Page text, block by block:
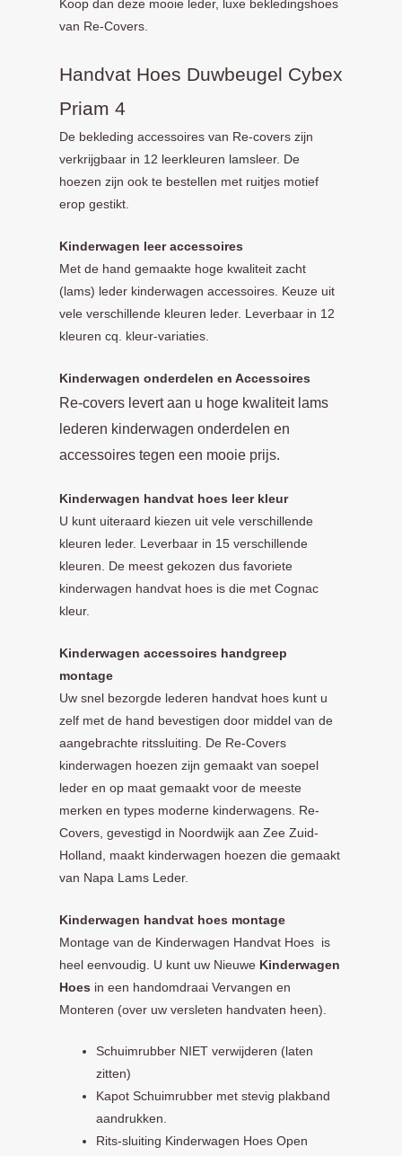
Koop dan deze mooie leder, luxe bekledingshoes
van Re-Covers.
Handvat Hoes Duwbeugel Cybex
Priam 4
De bekleding accessoires van Re-covers zijn
verkrijgbaar in 12 leerkleuren lamsleer. De
hoezen zijn ook te bestellen met ruitjes motief
erop gestikt.
Kinderwagen leer accessoires
Met de hand gemaakte hoge kwaliteit zacht
(lams) leder kinderwagen accessoires. Keuze uit
vele verschillende kleuren leder. Leverbaar in 12
kleuren cq. kleur-variaties.
Kinderwagen onderdelen en Accessoires
Re-covers levert aan u hoge kwaliteit lams
lederen kinderwagen onderdelen en
accessoires tegen een mooie prijs.
Kinderwagen handvat hoes leer kleur
U kunt uiteraard kiezen uit vele verschillende
kleuren leder. Leverbaar in 15 verschillende
kleuren. De meest gekozen dus favoriete
kinderwagen handvat hoes is die met Cognac
kleur.
Kinderwagen accessoires handgreep
montage
Uw snel bezorgde lederen handvat hoes kunt u
zelf met de hand bevestigen door middel van de
aangebrachte ritssluiting. De Re-Covers
kinderwagen hoezen zijn gemaakt van soepel
leder en op maat gemaakt voor de meeste
merken en types moderne kinderwagens. Re-
Covers, gevestigd in Noordwijk aan Zee Zuid-
Holland, maakt kinderwagen hoezen die gemaakt
van Napa Lams Leder.
Kinderwagen handvat hoes montage
Montage van de Kinderwagen Handvat Hoes is
heel eenvoudig. U kunt uw Nieuwe Kinderwagen
Hoes in een handomdraai Vervangen en
Monteren (over uw versleten handvaten heen).
Schuimrubber NIET verwijderen (laten
zitten)
Kapot Schuimrubber met stevig plakband
aandrukken.
Rits-sluiting Kinderwagen Hoes Open